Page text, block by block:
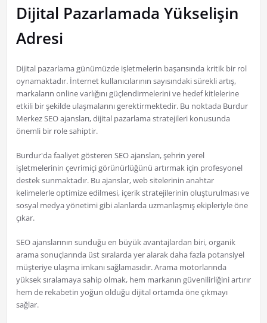
Dijital Pazarlamada Yükselişin
Adresi
Dijital pazarlama günümüzde işletmelerin başarısında kritik bir rol
oynamaktadır. İnternet kullanıcılarının sayısındaki sürekli artış,
markaların online varlığını güçlendirmelerini ve hedef kitlelerine
etkili bir şekilde ulaşmalarını gerektirmektedir. Bu noktada Burdur
Merkez SEO ajansları, dijital pazarlama stratejileri konusunda
önemli bir role sahiptir.
Burdur'da faaliyet gösteren SEO ajansları, şehrin yerel
işletmelerinin çevrimiçi görünürlüğünü artırmak için profesyonel
destek sunmaktadır. Bu ajanslar, web sitelerinin anahtar
kelimelerle optimize edilmesi, içerik stratejilerinin oluşturulması ve
sosyal medya yönetimi gibi alanlarda uzmanlaşmış ekipleriyle öne
çıkar.
SEO ajanslarının sunduğu en büyük avantajlardan biri, organik
arama sonuçlarında üst sıralarda yer alarak daha fazla potansiyel
müşteriye ulaşma imkanı sağlamasıdır. Arama motorlarında
yüksek sıralamaya sahip olmak, hem markanın güvenilirliğini artırır
hem de rekabetin yoğun olduğu dijital ortamda öne çıkmayı
sağlar.